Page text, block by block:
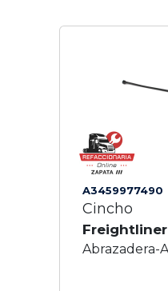
A3459977490
Cincho
Freightliner
Abrazadera-